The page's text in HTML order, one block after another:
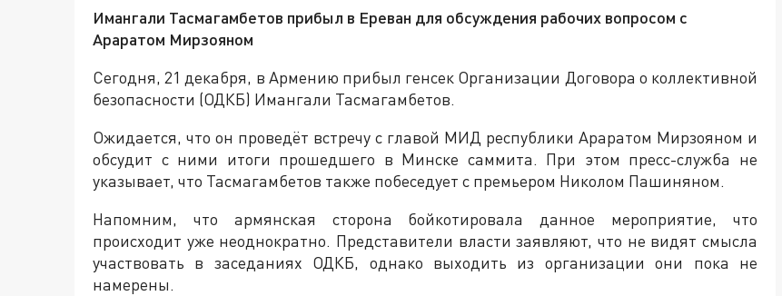
Имангали Тасмагамбетов прибыл в Ереван для обсуждения рабочих вопросом с
Араратом Мирзояном
Сегодня, 21 декабря, в Армению прибыл генсек Организации Договора о коллективной
безопасности (ОДКБ) Имангали Тасмагамбетов.
Ожидается, что он проведёт встречу с главой МИД республики Араратом Мирзояном и
обсудит с ними итоги прошедшего в Минске саммита. При этом пресс-служба не
указывает, что Тасмагамбетов также побеседует с премьером Николом Пашиняном.
Напомним, что армянская сторона бойкотировала данное мероприятие, что
происходит уже неоднократно. Представители власти заявляют, что не видят смысла
участвовать в заседаниях ОДКБ, однако выходить из организации они пока не
намерены.